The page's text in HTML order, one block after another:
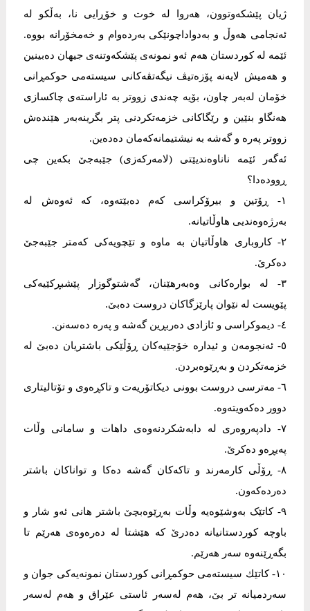
ژیان پێشکەوتوون، هەروا لە خوت و خۆڕایی نا، بەڵکو لە
ئەنجامی هەوڵ و بەدواداچونێکی بەردەوام و خەمخۆرانە بووە.
ئێمە لە کوردستان هەم ئەو نمونەی پێشکەوتنەی جیهان دەبینین
و هەمیش لایەنە پۆزەتیڤ نیگەتڤەکانی سیستەمی حوکمڕانی
خۆمان لەبەر چاون، بۆیە چەندی زووتر بە ئاراستەی چاکسازی
هەنگاو بنێین و رێگاکانی خزمەتکردنی پتر بگرینەبەر هێندەش
زووتر پەرە و گەشە بە نیشتیمانەکەمان دەدەین.
ئەگەر ئێمە ناناوەندیێتی (لامەرکەزی) جێبەجێ بکەین چی
ڕوودەدا؟
١- ڕۆتین و بیرۆکراسی کەم دەبێتەوە، کە ئەوەش لە
بەرژەوەندیی هاوڵاتیانە.
٢- کاروباری هاوڵاتیان بە ماوە و تێچویەکی کەمتر جێبەجێ
دەکرێ.
٣- لە بوارەکانی وەبەرهێنان، گەشتوگوزار پێشبڕکێیەکی
پێویست لە نێوان پارێزگاکان دروست دەبێ.
٤- دیموکراسی و ئازادی دەربڕین گەشە و پەرە دەسەنن.
٥- ئەنجومەن و ئیدارە خۆجێیەکان ڕۆڵێکی باشتریان دەبێ لە
خزمەتکردن و بەڕێوەبردن.
٦- مەترسی دروست بوونی دیکاتۆریەت و تاکڕەوی و تۆتالیتاری
دوور دەکەویتەوە.
٧- دادپەروەری لە دابەشکردنەوەی داهات و سامانی وڵات
پەیڕەو دەکرێ.
٨- ڕۆڵی کارمەرند و تاکەکان گەشە دەکا و تواناکان باشتر
دەردەکەون.
٩- کاتێک بەوشێوەیە وڵات بەڕێوەبچێ باشتر هانی ئەو شار و
باوچە کوردستانیانە دەدرێ کە هێشتا لە دەرەوەی هەرێم تا
بگەڕێنەوە سەر هەرێم.
١٠- کاتێك سیستەمی حوکمڕانی کوردستان نمونەیەکی جوان و
سەردمیانە تر بێ، هەم لەسەر ئاستی عێراق و هەم لەسەر